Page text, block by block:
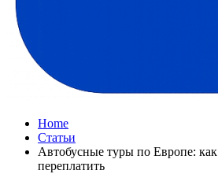
Home
Статьи
Автобусные туры по Европе:
переплатить